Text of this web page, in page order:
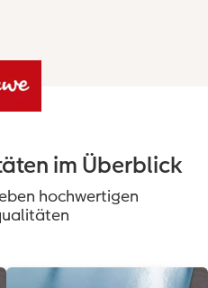
im Überblick
hochwertigen